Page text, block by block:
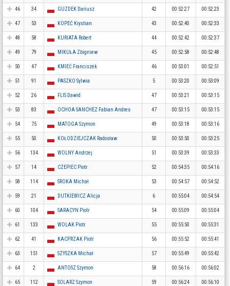
46 34 GUZDEK Dariusz 42 00:52:27 00:52:23
47 53 KOPEĆ Krystian 43 00:52:40 00:52:33
48 58 KURIATA Robert 44 00:52:42 00:52:37
49 79 MIKUŁA Zbigniew 45 00:52:58 00:52:48
50 47 KMIEĆ Franciszek 46 00:53:01 00:52:51
51 91 PASZKO Sylwia 5 00:53:20 00:53:09
52 26 FLIS Dawid 47 00:53:21 00:53:15
53 83 OCHOA SANCHEZ Fabian Andres 47 00:53:15 00:53:15
54 75 MATOGA Szymon 49 00:53:18 00:53:16
55 50 KOŁODZIEJCZAK Radosław 50 00:53:50 00:53:25
56 134 WOLNY Andrzej 51 00:53:39 00:53:33
57 14 CZEPIEC Piotr 52 00:54:35 00:54:16
58 114 SROKA Michał 53 00:54:57 00:54:52
59 21 DUTKIEWICZ Alicja 6 00:55:04 00:54:54
60 104 SARACYN Piotr 54 00:55:09 00:55:04
61 133 WOLAK Piotr 55 00:55:50 00:55:31
62 41 KACPRZAK Piotr 56 00:55:52 00:55:41
63 151 SZYSZKA Michał 57 00:55:49 00:55:42
64 2 ANTOSZ Szymon 58 00:56:16 00:56:02
65 112 SOLARZ Szymon 59 00:56:24 00:56:10